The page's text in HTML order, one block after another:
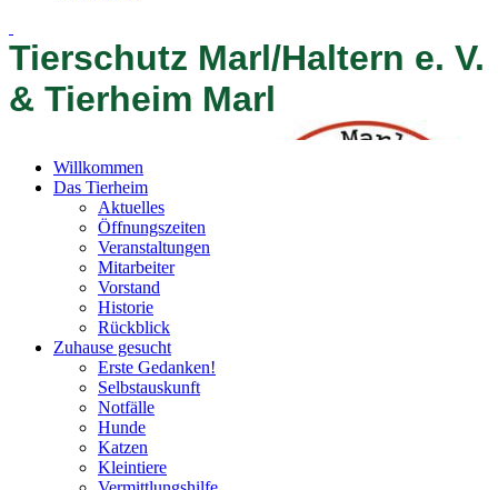
Tierschutz Marl/Haltern e. V.
& Tierheim Marl
Willkommen
Das Tierheim
Aktuelles
Öffnungszeiten
Veranstaltungen
Mitarbeiter
Vorstand
Historie
Rückblick
Zuhause gesucht
Erste Gedanken!
Selbstauskunft
Notfälle
Hunde
Katzen
Kleintiere